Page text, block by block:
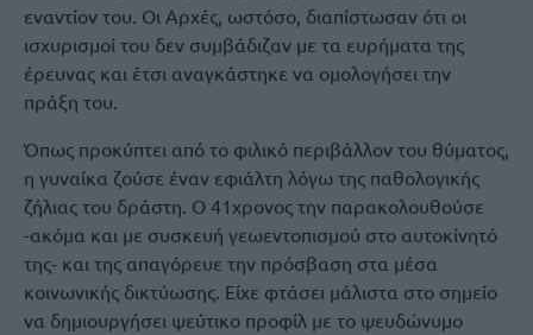
εναντίον του. Οι Αρχές, ωστόσο, διαπίστωσαν ότι οι
ισχυρισμοί του δεν συμβάδιζαν με τα ευρήματα της
έρευνας και έτσι αναγκάστηκε να ομολογήσει την
πράξη του.
Όπως προκύπτει από το φιλικό περιβάλλον του θύματος,
η γυναίκα ζούσε έναν εφιάλτη λόγω της παθολογικής
ζήλιας του δράστη. Ο 41χρονος την παρακολουθούσε
-ακόμα και με συσκευή γεωεντοπισμού στο αυτοκίνητό
της- και της απαγόρευε την πρόσβαση στα μέσα
κοινωνικής δικτύωσης. Είχε φτάσει μάλιστα στο σημείο
να δημιουργήσει ψεύτικο προφίλ με το ψευδώνυμο